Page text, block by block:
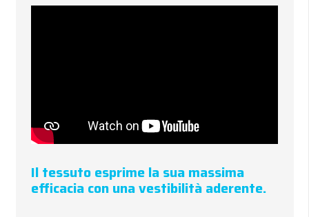
Il tessuto esprime la sua massima
efficacia con una vestibilità aderente.